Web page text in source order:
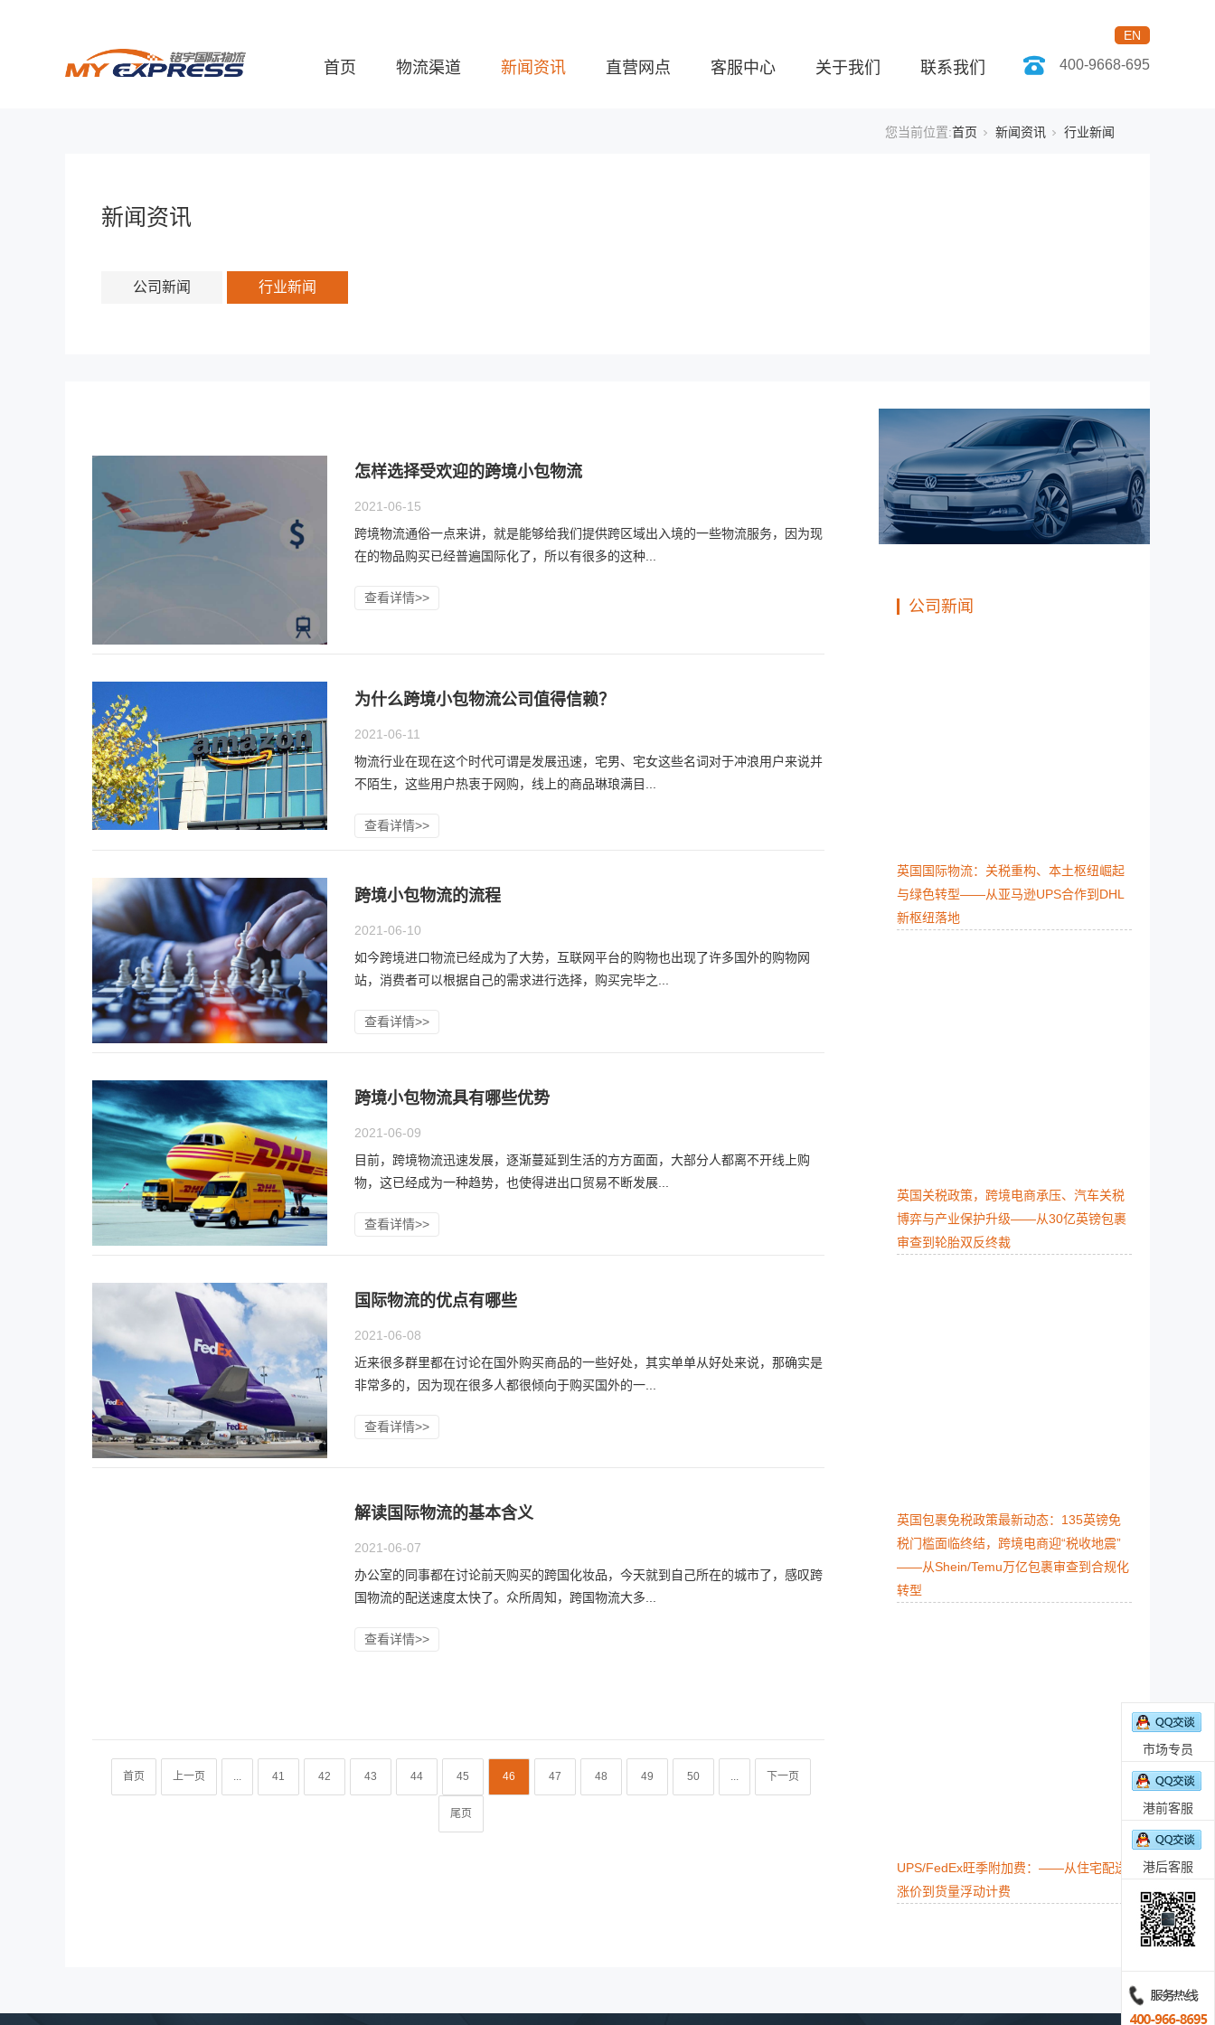
首页 物流渠道 新闻资讯 直营网点 客服中心 关于我们 联系我们
EN
400-9668-695
您当前位置:首页 新闻资讯 行业新闻
新闻资讯
公司新闻 行业新闻
怎样选择受欢迎的跨境小包物流
2021-06-15
跨境物流通俗一点来讲，就是能够给我们提供跨区域出入境的一些物流服务，因为现
在的物品购买已经普遍国际化了，所以有很多的这种...
查看详情>>
为什么跨境小包物流公司值得信赖？
2021-06-11
物流行业在现在这个时代可谓是发展迅速，宅男、宅女这些名词对于冲浪用户来说并
不陌生，这些用户热衷于网购，线上的商品琳琅满目...
查看详情>>
跨境小包物流的流程
2021-06-10
如今跨境进口物流已经成为了大势，互联网平台的购物也出现了许多国外的购物网
站，消费者可以根据自己的需求进行选择，购买完毕之...
查看详情>>
跨境小包物流具有哪些优势
2021-06-09
目前，跨境物流迅速发展，逐渐蔓延到生活的方方面面，大部分人都离不开线上购
物，这已经成为一种趋势，也使得进出口贸易不断发展...
查看详情>>
国际物流的优点有哪些
2021-06-08
近来很多群里都在讨论在国外购买商品的一些好处，其实单单从好处来说，那确实是
非常多的，因为现在很多人都很倾向于购买国外的一...
查看详情>>
解读国际物流的基本含义
2021-06-07
办公室的同事都在讨论前天购买的跨国化妆品，今天就到自己所在的城市了，感叹跨
国物流的配送速度太快了。众所周知，跨国物流大多...
查看详情>>
首页 上一页 41 42 43 44 45 46 47 48 49 50 下一页
尾页
公司新闻
英国国际物流：关税重构、本土枢纽崛起
与绿色转型​——从亚马逊UPS合作到DHL
新枢纽落地
英国关税政策，跨境电商承压、汽车关税
博弈与产业保护升级​——从30亿英镑包裹
审查到轮胎双反终裁
英国包裹免税政策最新动态：135英镑免
税门槛面临终结，跨境电商迎“税收地震”​​
——从Shein/Temu万亿包裹审查到合规化
转型
UPS/FedEx旺季附加费：——从住宅配送
涨价到货量浮动计费
市场专员
港前客服
港后客服